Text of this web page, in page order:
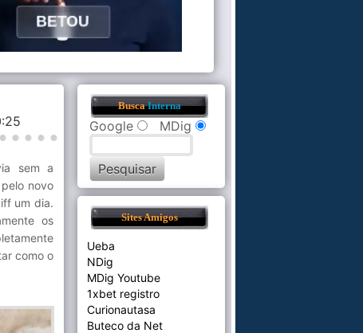
sem a
novo
um dia.
os
como o
BuscaInterna
Google MDig
Sites Amigos
Ueba
NDig
MDig Youtube
1xbet registro
Curionautasa
Buteco da Net